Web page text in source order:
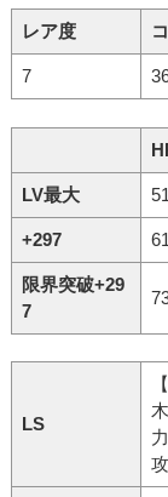
レア度
7
LV最大
+297
限界突破+29
7
LS